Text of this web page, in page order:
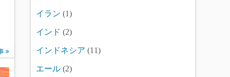
イラン (1)
インド (2)
インドネシア (11)
エール (2)